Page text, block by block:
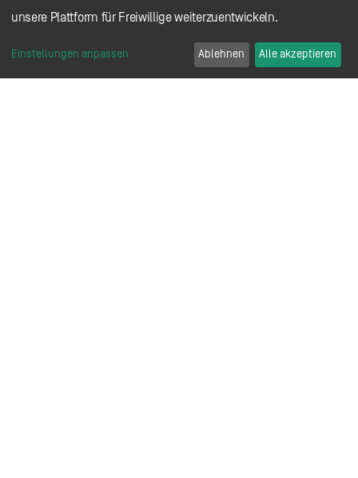
unsere Plattform für Freiwillige weiterzuentwickeln.
Einstellungen anpassen Ablehnen Alle akzeptieren